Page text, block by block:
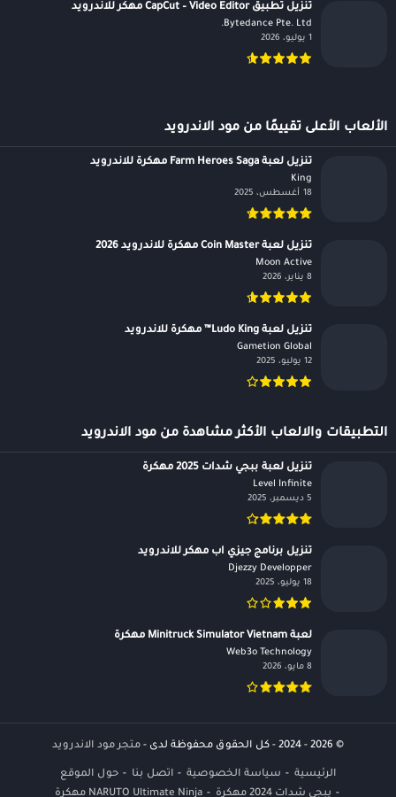
تنزيل تطبيق CapCut – Video Editor مهكر للاندرويد
Bytedance Pte. Ltd.‏
1 يوليو، 2026
الألعاب الأعلى تقييمًا من مود الاندرويد
تنزيل لعبة Farm Heroes Saga مهكرة للاندرويد
King‏
18 أغسطس، 2025
تنزيل لعبة Coin Master مهكرة للاندرويد 2026
Moon Active‏
8 يناير، 2026
تنزيل لعبة Ludo King™ مهكرة للاندرويد
Gametion Global‏
12 يوليو، 2025
التطبيقات والالعاب الأكثر مشاهدة من مود الاندرويد
تنزيل لعبة ببجي شدات 2025 مهكرة
Level Infinite‏
5 ديسمبر، 2025
تنزيل برنامج جيزي اب مهكر للاندرويد
Djezzy Developper‏
18 يوليو، 2025
لعبة Minitruck Simulator Vietnam مهكرة
Web3o Technology‏
8 مايو، 2026
© 2026 - 2024 - كل الحقوق محفوظة لدى - متجر مود الاندرويد
الرئيسية سياسة الخصوصية اتصل بنا
حول الموقع
يبجي شدات 2024 مهكرة
NARUTO Ultimate Ninja مهكرة